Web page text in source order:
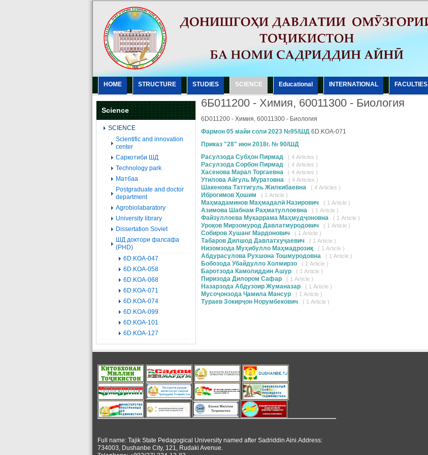
HOME STRUCTURE STUDIES SCIENCE Еducational INTERNATIONAL FACULTIES
Science
SCIENCE
Scientific and innovation
center
Саркотиби ШД
Technology park
Матбаа
Postgraduate and doctor
department
Agrobiolabaratory
University library
Dissertation Soviet
ШД доктори фалсафа
(PHD)
6D.KOA-047
6D.KOA-058
6D.KOA-068
6D.KOA-071
6D.KOA-074
6D.KOA-099
6D.KOA-101
6D.KOA-127
6Б011200 - Химия, 60011300 - Биология
6D011200 - Химия, 60011300 - Биология
Фармон 05 майи соли 2023 №95/ШД 6D.KOA-071
Приказ "28" июн 2018г. № 90/ШД
Расулзода Субҳон Пирмад
( 4 Articles )
Расулзода Сорбон Пирмад ( 4 Articles )
Хасенова Марал Торгаевна ( 4 Articles )
Утилова Айгуль Муратовна ( 4 Articles )
Шакенова Таттигуль Жилкибаевна ( 4 Articles )
Иброгимов Ҳошим ( 1 Article )
Маҳмадаминов Маҳмадалӣ Назирович ( 1 Article )
Азимова Шабнам Раҳматуллоевна ( 1 Article )
Файзуллоева Мукаррама Маҳмудҷоновна ( 1 Article )
Уроқов Мирзомурод Давлатмуродович ( 1 Article )
Собиров Хушанг Мардонович ( 1 Article )
Табаров Дилшод Давлатхуҷаевич ( 1 Article )
Низомзода Муҳибулло Маҳмадрозиқ ( 1 Article )
Абдурасулова Рухшона Тошмуродовна ( 1 Article )
Бобозода Убайдулло Холмирзо ( 1 Article )
Баротзода Камолиддин Ашур ( 1 Article )
Пиризода Дилором Сафар ( 1 Article )
Назарзода Абдузоир Жуманазар ( 1 Article )
Мусоҷонзода Ҷамила Мансур ( 1 Article )
Тураев Зокирҷон Норумбекович ( 1 Article )
Full name: Tajik State Pedagogical University named after Sadriddin Aini.Address:
734003, Dushanbe City, 121, Rudaki Avenue.